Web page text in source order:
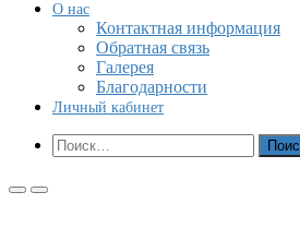
О нас
Контактная информация
Обратная связь
Галерея
Благодарности
Личный кабинет
Показать
форму
Найти:
Основное
Основное